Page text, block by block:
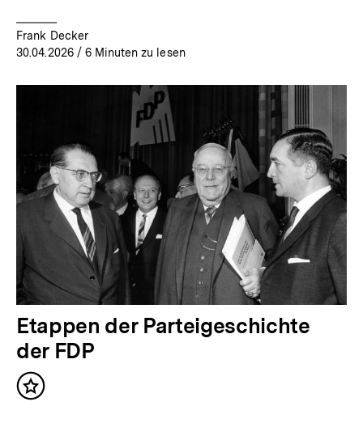
Frank Decker
30.04.2026/ 6 Minuten zu lesen
Etappen der Parteigeschichte
der FDP
Inhalt